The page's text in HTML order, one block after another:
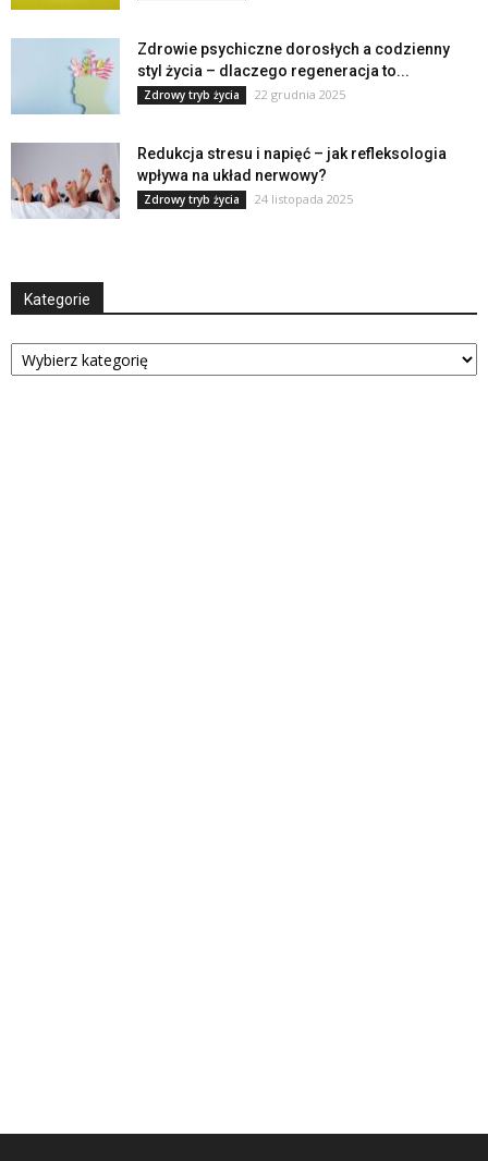
Zdrowie psychiczne dorosłych a codzienny
styl życia – dlaczego regeneracja to...
Zdrowy tryb życia 22 grudnia 2025
Redukcja stresu i napięć – jak refleksologia
wpływa na układ nerwowy?
Zdrowy tryb życia 24 listopada 2025
Kategorie
Kategorie